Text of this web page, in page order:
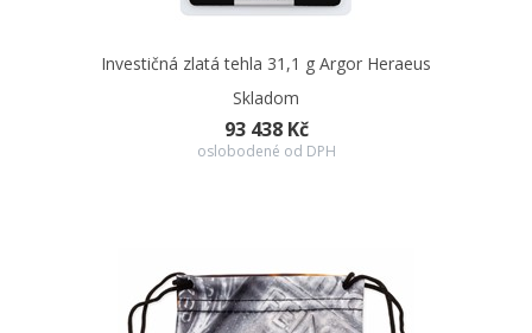
Investičná zlatá tehla 31,1 g Argor Heraeus
Skladom
93 438 Kč
oslobodené od DPH